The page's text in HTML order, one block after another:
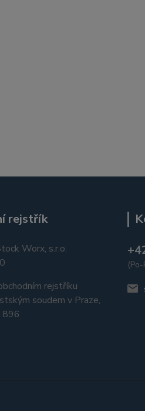
rejstřík
Worx, s.r.o.
rejstříku
soudem v Praze,
896